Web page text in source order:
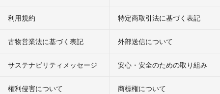
利用規約 特定商取引法に基づく表記
古物営業法に基づく表記 外部送信について
サステナビリティメッセージ 安心・安全のための取り組み
権利侵害について
商標権について